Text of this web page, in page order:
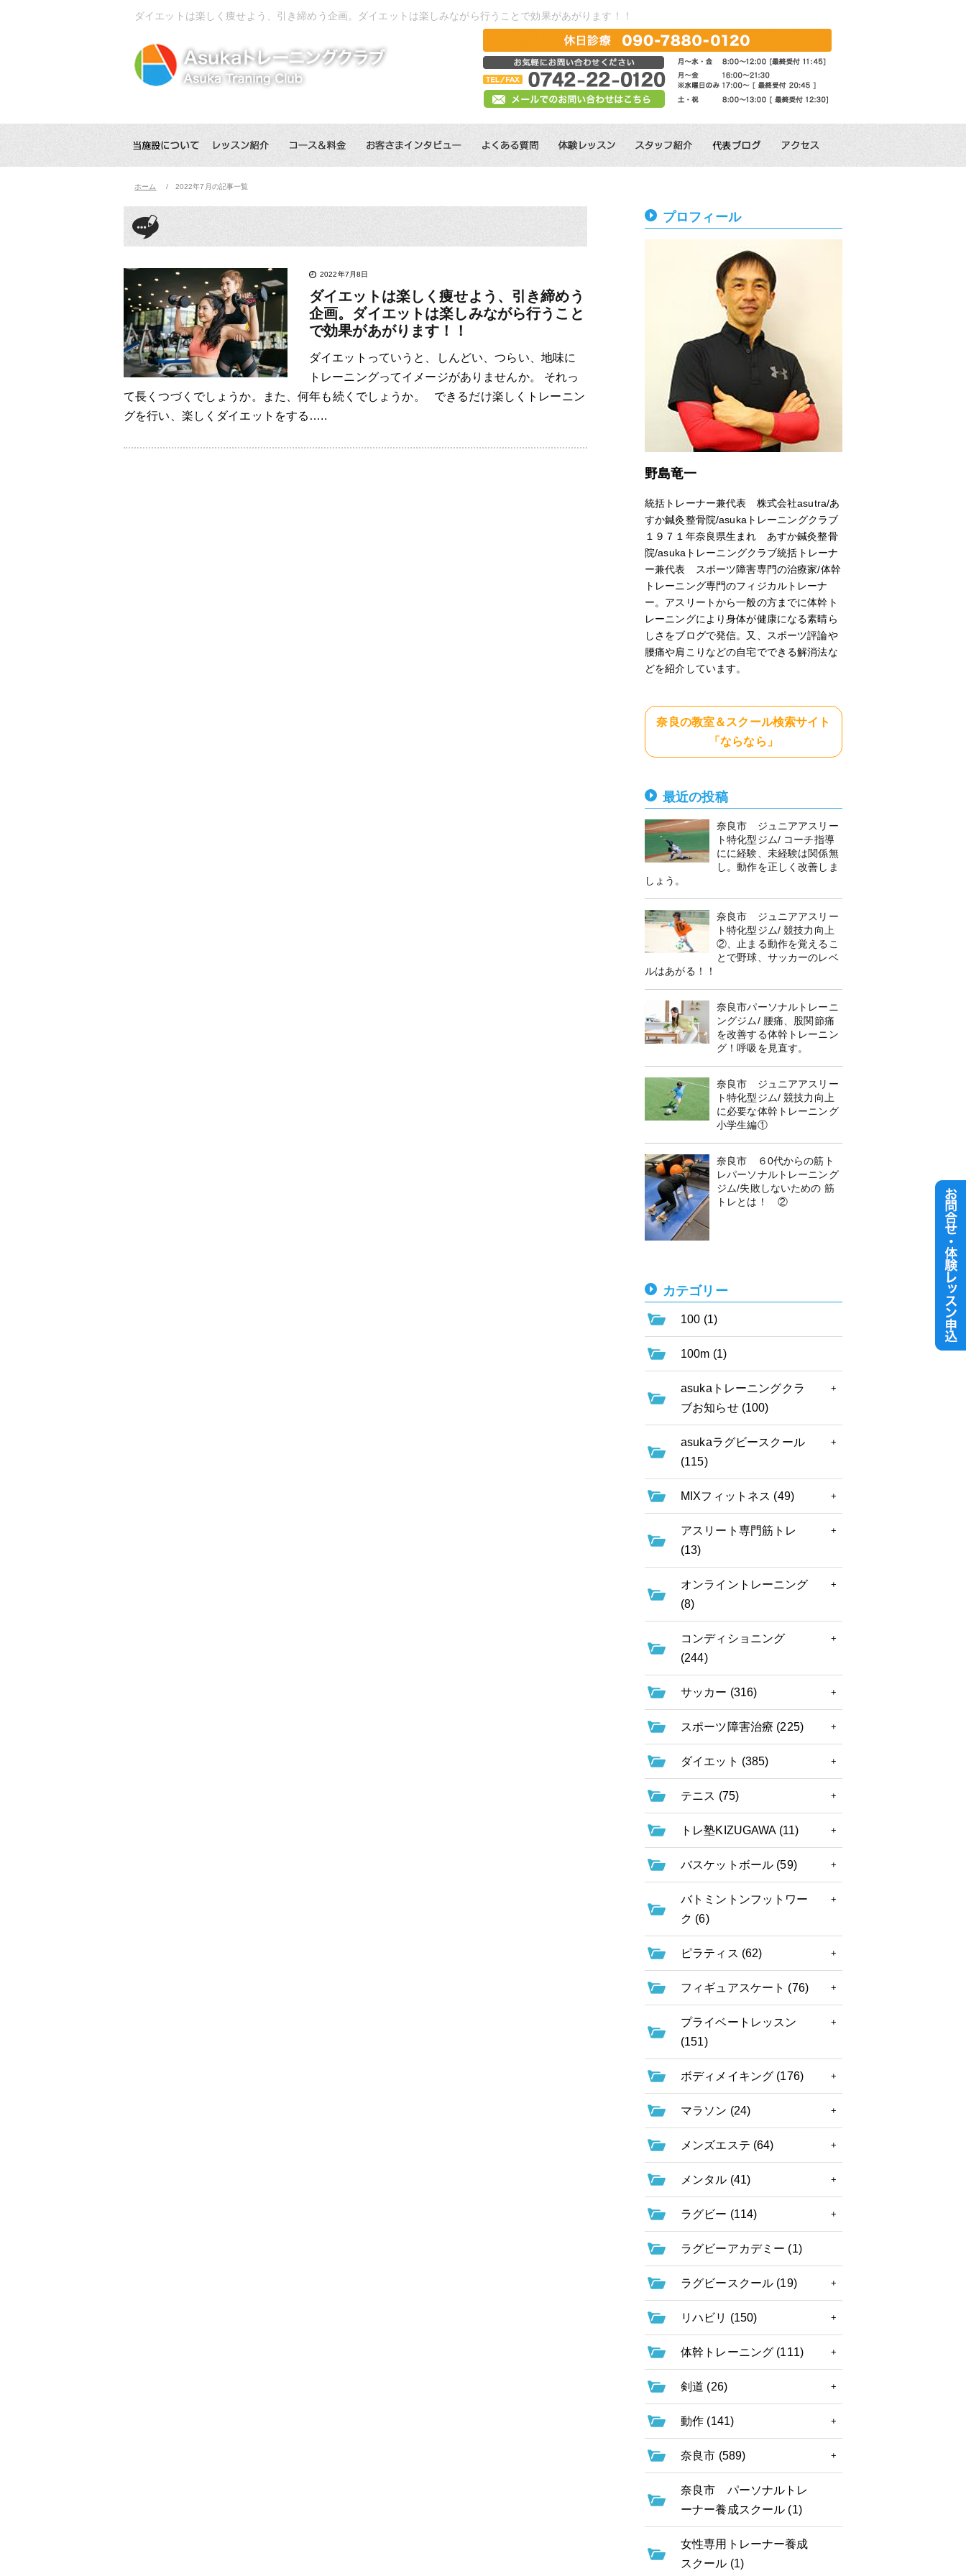
ダイエットは楽しく痩せよう、引き締めう企画。ダイエットは楽しみながら行うことで効果があがります！！
ホーム 2022年7月の記事一覧
2022年7月8日
ダイエットは楽しく痩せよう、引き締めう
企画。ダイエットは楽しみながら行うこと
で効果があがります！！
ダイエットっていうと、しんどい、つらい、地味に
トレーニングってイメージがありませんか。 それっ
て長くつづくでしょうか。また、何年も続くでしょうか。 できるだけ楽しくトレーニン
グを行い、楽しくダイエットをする…..
プロフィール
野島竜一
統括トレーナー兼代表 株式会社asutra/あ
すか鍼灸整骨院/asukaトレーニングクラブ
１９７１年奈良県生まれ あすか鍼灸整骨
院/asukaトレーニングクラブ統括トレーナ
ー兼代表 スポーツ障害専門の治療家/体幹
トレーニング専門のフィジカルトレーナ
ー。アスリートから一般の方までに体幹ト
レーニングにより身体が健康になる素晴ら
しさをブログで発信。又、スポーツ評論や
腰痛や肩こりなどの自宅でできる解消法な
どを紹介しています。
奈良の教室＆スクール検索サイト
「ならなら」
最近の投稿
奈良市 ジュニアアスリー
ト特化型ジム/ コーチ指導
にに経験、未経験は関係無
し。動作を正しく改善しま
しょう。
奈良市 ジュニアアスリー
ト特化型ジム/ 競技力向上
②、止まる動作を覚えるこ
とで野球、サッカーのレベ
ルはあがる！！
奈良市パーソナルトレーニ
ングジム/ 腰痛、股関節痛
を改善する体幹トレーニン
グ！呼吸を見直す。
奈良市 ジュニアアスリー
ト特化型ジム/ 競技力向上
に必要な体幹トレーニング
小学生編①
奈良市 ６0代からの筋ト
レパーソナルトレーニング
ジム/失敗しないための 筋
トレとは！ ②
カテゴリー
100 (1)
100m (1)
asukaトレーニングクラ
ブお知らせ (100)
asukaラグビースクール
(115)
MIXフィットネス (49)
アスリート専門筋トレ
(13)
オンライントレーニング
(8)
コンディショニング
(244)
サッカー (316)
スポーツ障害治療 (225)
ダイエット (385)
テニス (75)
トレ塾KIZUGAWA (11)
バスケットボール (59)
バトミントンフットワー
ク (6)
ピラティス (62)
フィギュアスケート (76)
プライベートレッスン
(151)
ボディメイキング (176)
マラソン (24)
メンズエステ (64)
メンタル (41)
ラグビー (114)
ラグビーアカデミー (1)
ラグビースクール (19)
リハビリ (150)
体幹トレーニング (111)
剣道 (26)
動作 (141)
奈良市 (589)
奈良市 パーソナルトレ
ーナー養成スクール (1)
女性専用トレーナー養成
スクール (1)